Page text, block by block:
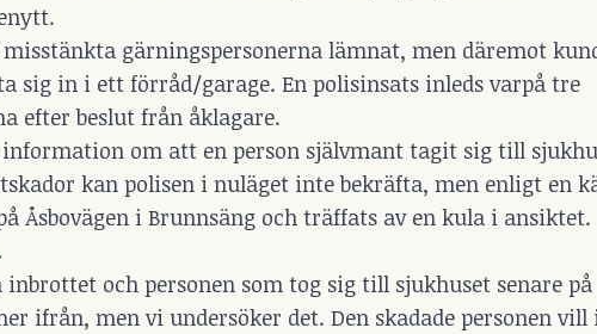
gärningspersonerna lämnat, men däremot
sig in i ett förråd/garage. En polisinsats inleds varpå tre
efter beslut från åklagare.
om att en person självmant tagit sig till
kan polisen i nuläget inte bekräfta, men enligt en
Åsbovägen i Brunnsäng och träffats av en kula i ansiktet.
och personen som tog sig till sjukhuset senare på
ifrån, men vi undersöker det. Den skadade personen vill